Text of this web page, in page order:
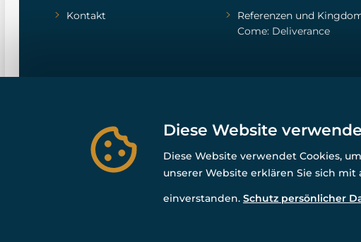
Kontakt
Referenzenund
Come: Deliverance
Diese Website
Diese Website verwendet Cookies,
unserer Website erklären Sie sich
einverstanden. Schutz persönlicher